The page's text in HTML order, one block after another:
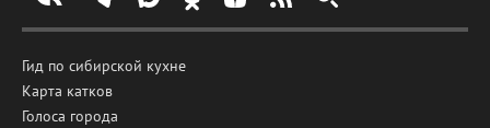
Гид по сибирской кухне
Карта катков
Голоса города